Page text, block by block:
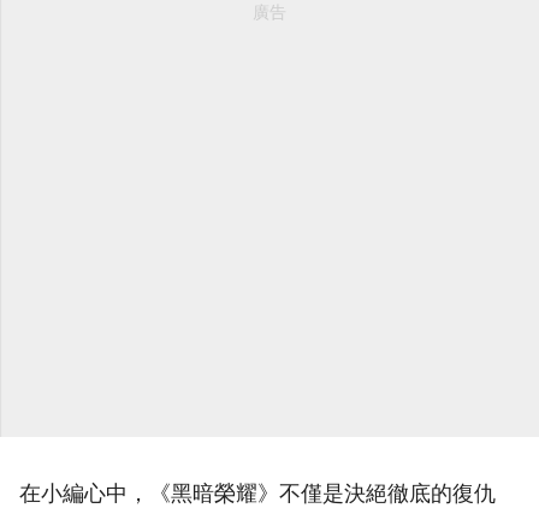
廣告
在小編心中，《黑暗榮耀》不僅是決絕徹底的復仇